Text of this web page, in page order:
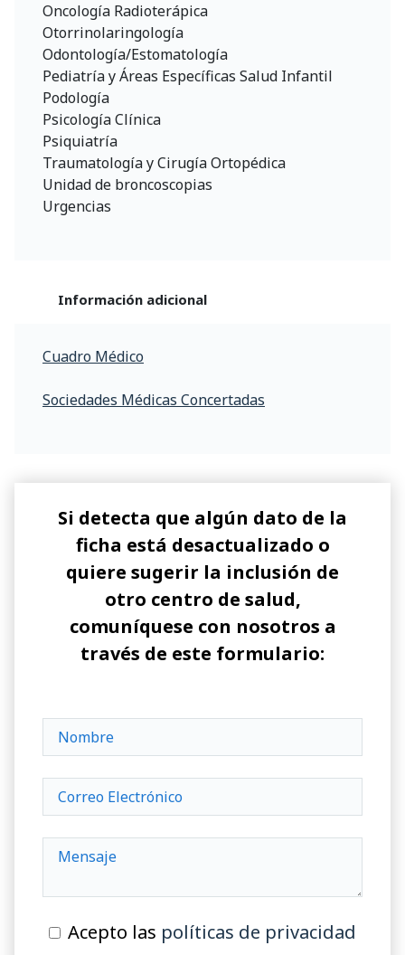
Oncología Radioterápica
Otorrinolaringología
Odontología/Estomatología
Pediatría y Áreas Específicas Salud Infantil
Podología
Psicología Clínica
Psiquiatría
Traumatología y Cirugía Ortopédica
Unidad de broncoscopias
Urgencias
Información adicional
Cuadro Médico
Sociedades Médicas Concertadas
Si detecta que algún dato de la
ficha está desactualizado o
quiere sugerir la inclusión de
otro centro de salud,
comuníquese con nosotros a
través de este formulario:
Acepto las políticas de privacidad